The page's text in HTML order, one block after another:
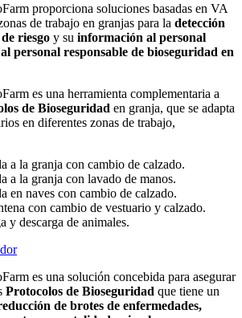
proporciona soluciones basadas en VA
de trabajo en granjas para la detección
riesgo y su información al personal
personal responsable de bioseguridad en
es una herramienta complementaria a
de Bioseguridad en granja, que se adapta
en diferentes zonas de trabajo,
a la granja con cambio de calzado.
a la granja con lavado de manos.
en naves con cambio de calzado.
con cambio de vestuario y calzado.
y descarga de animales.
es una solución concebida para asegurar
Protocolos de Bioseguridad que tiene un
de brotes de enfermedades,